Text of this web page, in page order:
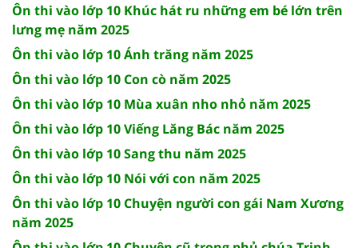
Ôn thi vào lớp 10 Khúc hát ru những em bé lớn trên
lưng mẹ năm 2025
Ôn thi vào lớp 10 Ánh trăng năm 2025
Ôn thi vào lớp 10 Con cò năm 2025
Ôn thi vào lớp 10 Mùa xuân nho nhỏ năm 2025
Ôn thi vào lớp 10 Viếng Lăng Bác năm 2025
Ôn thi vào lớp 10 Sang thu năm 2025
Ôn thi vào lớp 10 Nói với con năm 2025
Ôn thi vào lớp 10 Chuyện người con gái Nam Xương
năm 2025